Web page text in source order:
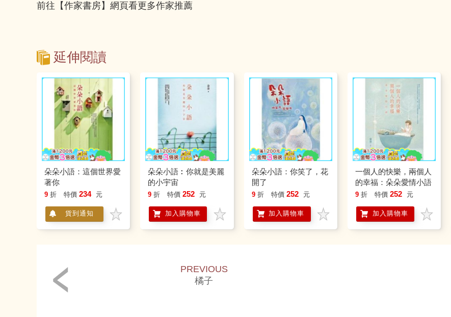
前往【作家書房】網頁看更多作家推薦
延伸閱讀
朵朵小語：這個世界愛
著你
9 折 特價 234 元
貨到通知
朵朵小語︰你就是美麗
的小宇宙
9 折 特價 252 元
加入購物車
朵朵小語：你笑了，花
開了
9 折 特價 252 元
加入購物車
一個人的快樂，兩個人
的幸福：朵朵愛情小語
9 折 特價 252 元
加入購物車
PREVIOUS
橘子